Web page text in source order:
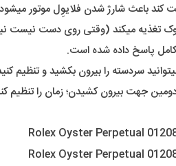
کند باعث شارژ شدن فلایوِل موتور
تغذیه میکند (وقتی روی دست نیست
کامل پاسخ داده شده است.
سردسته را بیرون بکشید و
جهت بیرون کشیدن؛ زمان را تنظیم